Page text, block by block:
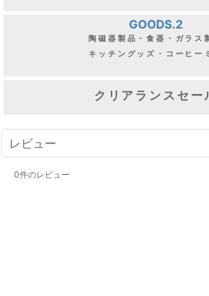
GOODS.2
陶磁器製品・食器・ガラス
キッチングッズ・コーヒー
クリアランスセー
レビュー
0件のレビュー